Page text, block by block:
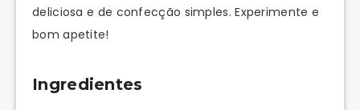
deliciosa e de confecção simples. Experimente e
bom apetite!
Ingredientes